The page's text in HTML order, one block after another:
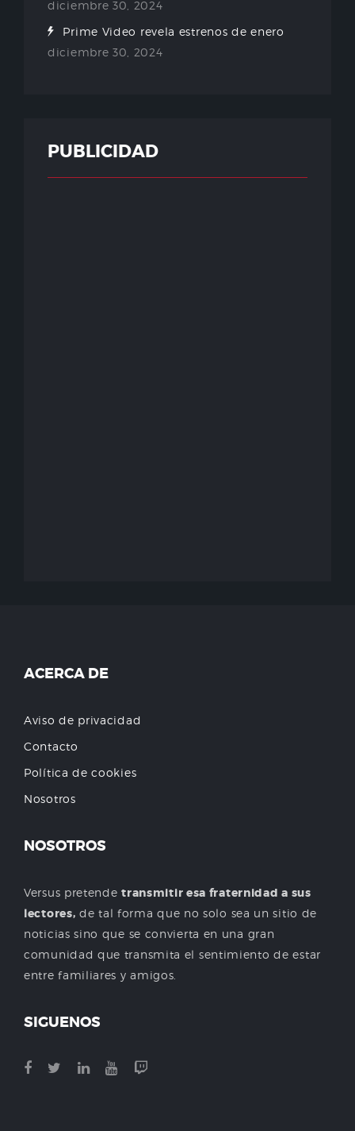
diciembre 30, 2024
Prime Video revela estrenos de enero
diciembre 30, 2024
PUBLICIDAD
ACERCA DE
Aviso de privacidad
Contacto
Política de cookies
Nosotros
NOSOTROS
Versus pretendetransmitir esa fraternidad a sus
lectores, de tal forma que no solo sea un sitio de
noticias sino que se convierta en una gran
comunidad que transmita el sentimiento de estar
entre familiares y amigos.
SIGUENOS